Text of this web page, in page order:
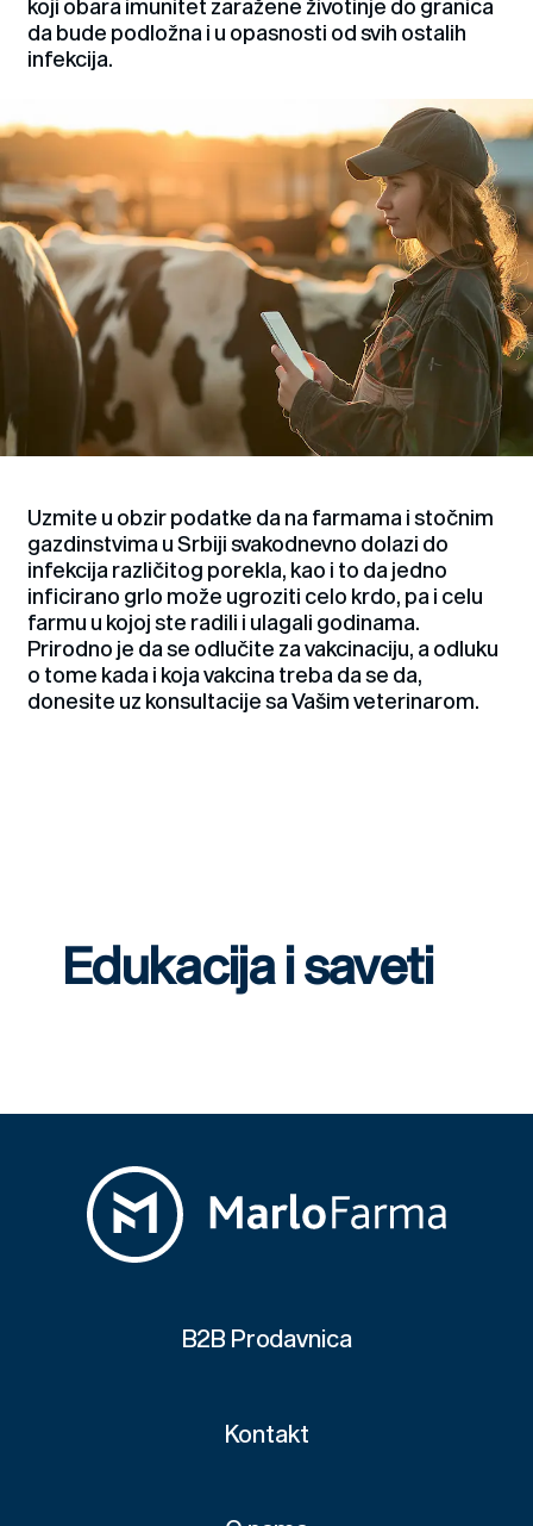
koji obara imunitet zaražene životinje do granica
da bude podložna i u opasnosti od svih ostalih
infekcija.
Uzmite u obzir podatke da na farmama i stočnim
gazdinstvima u Srbiji svakodnevno dolazi do
infekcija različitog porekla, kao i to da jedno
inficirano grlo može ugroziti celo krdo, pa i celu
farmu u kojoj ste radili i ulagali godinama.
Prirodno je da se odlučite za vakcinaciju, a odluku
o tome kada i koja vakcina treba da se da,
donesite uz konsultacije sa Vašim veterinarom.
Edukacija i saveti
B2B Prodavnica
Kontakt